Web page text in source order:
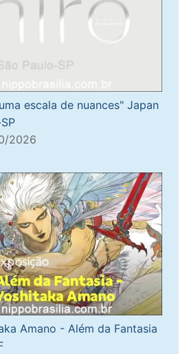
escala de nuances" Japan
2026
Amano - Além da Fantasia